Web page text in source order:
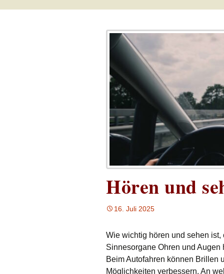
Hören und
16. Juli 2025
Wie wichtig hören und sehen
Sinnesorgane Ohren und
Beim Autofahren können Brillen
Möglichkeiten verbessern. An